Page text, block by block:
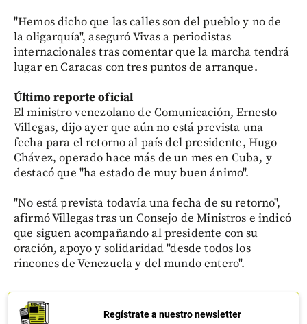
"Hemos dicho que las calles son del pueblo y no de
la oligarquía", aseguró Vivas a periodistas
internacionales tras comentar que la marcha tendrá
lugar en Caracas con tres puntos de arranque.
Último reporte oficial
El ministro venezolano de Comunicación, Ernesto
Villegas, dijo ayer que aún no está prevista una
fecha para el retorno al país del presidente, Hugo
Chávez, operado hace más de un mes en Cuba, y
destacó que "ha estado de muy buen ánimo".
"No está prevista todavía una fecha de su retorno",
afirmó Villegas tras un Consejo de Ministros e indicó
que siguen acompañando al presidente con su
oración, apoyo y solidaridad "desde todos los
rincones de Venezuela y del mundo entero".
Regístrate a nuestro newsletter